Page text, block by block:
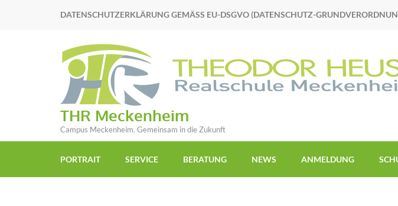
DATENSCHUTZERKLÄRUNG GEMÄSS EU-DSGVO (DATENSCHUTZ-
THR Meckenheim
Campus Meckenheim. Gemeinsam in die Zukunft
PORTRAIT SERVICE BERATUNG NEWS ANMELDUNG